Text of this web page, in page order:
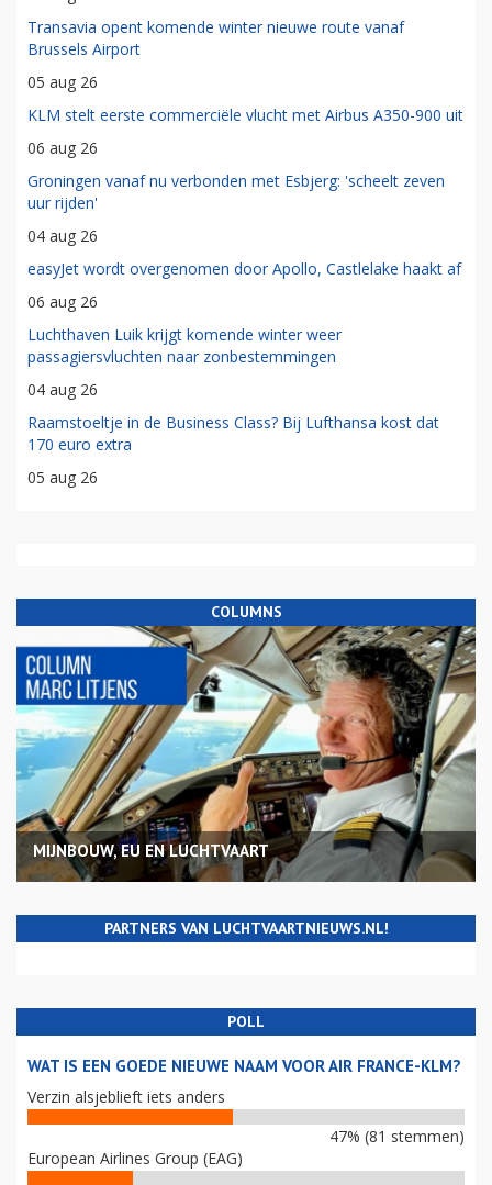
Transavia opent komende winter nieuwe route vanaf
Brussels Airport
05 aug 26
KLM stelt eerste commerciële vlucht met Airbus A350-900 uit
06 aug 26
Groningen vanaf nu verbonden met Esbjerg: 'scheelt zeven
uur rijden'
04 aug 26
easyJet wordt overgenomen door Apollo, Castlelake haakt af
06 aug 26
Luchthaven Luik krijgt komende winter weer
passagiersvluchten naar zonbestemmingen
04 aug 26
Raamstoeltje in de Business Class? Bij Lufthansa kost dat
170 euro extra
05 aug 26
COLUMNS
MIJNBOUW, EU EN LUCHTVAART
PARTNERS VAN LUCHTVAARTNIEUWS.NL!
POLL
WAT IS EEN GOEDE NIEUWE NAAM VOOR AIR FRANCE-KLM?
Verzin alsjeblieft iets anders
47% (81 stemmen)
European Airlines Group (EAG)